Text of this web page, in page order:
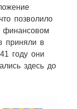
позволило
финансовом
приняли в
году они
здесь до